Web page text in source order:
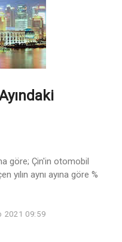
göre; Çin'in otomobil
yılın aynı ayına göre %
2021 09:59